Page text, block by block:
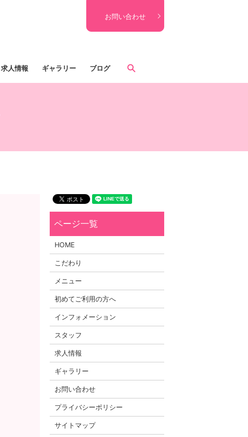
お問い合わせ
求人情報 ギャラリー ブログ
HOME
こだわり
メニュー
初めてご利用の方へ
インフォメーション
スタッフ
求人情報
ギャラリー
お問い合わせ
プライバシーポリシー
サイトマップ